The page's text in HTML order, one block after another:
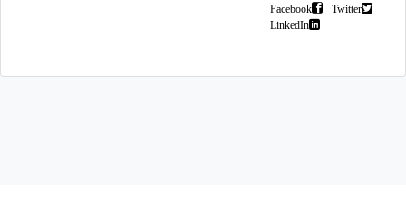
Facebook
Twitter
LinkedIn